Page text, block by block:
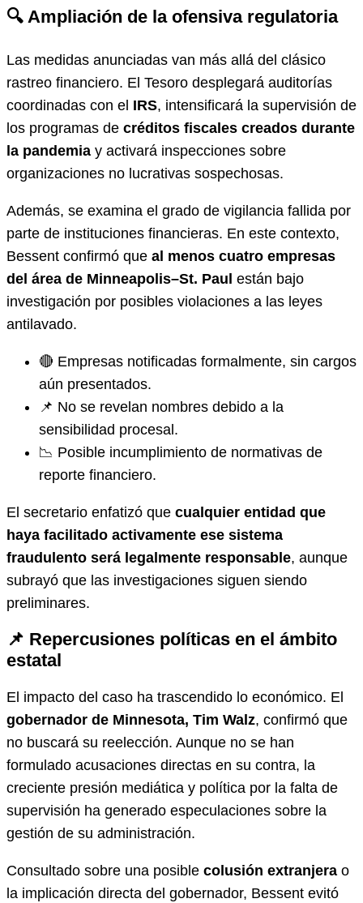
🔍 Ampliación de la ofensiva regulatoria
Las medidas anunciadas van más allá del clásico
rastreo financiero. El Tesoro desplegará auditorías
coordinadas con el IRS, intensificará la supervisión de
los programas de créditos fiscales creados durante
la pandemia y activará inspecciones sobre
organizaciones no lucrativas sospechosas.
Además, se examina el grado de vigilancia fallida por
parte de instituciones financieras. En este contexto,
Bessent confirmó que al menos cuatro empresas
del área de Minneapolis–St. Paul están bajo
investigación por posibles violaciones a las leyes
antilavado.
🔴 Empresas notificadas formalmente, sin cargos
aún presentados.
📌 No se revelan nombres debido a la
sensibilidad procesal.
📉 Posible incumplimiento de normativas de
reporte financiero.
El secretario enfatizó que cualquier entidad que
haya facilitado activamente ese sistema
fraudulento será legalmente responsable, aunque
subrayó que las investigaciones siguen siendo
preliminares.
📌 Repercusiones políticas en el ámbito
estatal
El impacto del caso ha trascendido lo económico. El
gobernador de Minnesota, Tim Walz, confirmó que
no buscará su reelección. Aunque no se han
formulado acusaciones directas en su contra, la
creciente presión mediática y política por la falta de
supervisión ha generado especulaciones sobre la
gestión de su administración.
Consultado sobre una posible colusión extranjera o
la implicación directa del gobernador, Bessent evitó